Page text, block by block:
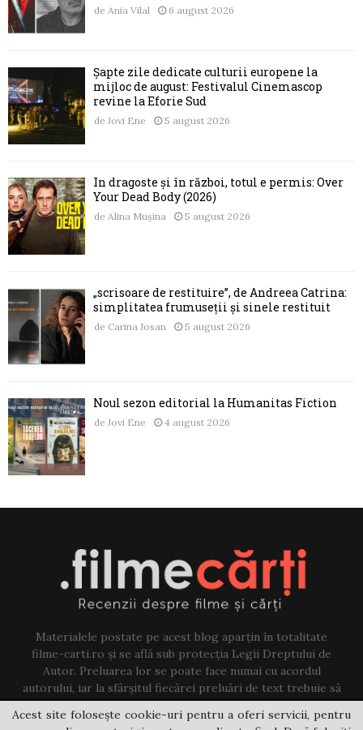
de Ania Vilal 6 august 2026
Șapte zile dedicate culturii europene la
mijloc de august: Festivalul Cinemascop
revine la Eforie Sud
de Jovi Ene 5 august 2026
În dragoste și în război, totul e permis: Over
Your Dead Body (2026)
de Alina Mușina 5 august 2026
„scrisoare de restituire”, de Andreea Catrina:
simplitatea frumuseții și sinele restituit
de Carina Josan 5 august 2026
Noul sezon editorial la Humanitas Fiction
de Jovi Ene 4 august 2026
Materialele postate pe acest blog aparțin în totalitate
filme-carti.ro și se află sub protecția Legii Dreptului de
Autor. Preluarea lor se poate face numai cu acordul
autorului, iar la sfârșitul fiecărei preluări de text trebuie să
existe un link către acest blog.
Acest site folosește cookie-uri pentru a oferi servicii, pentru